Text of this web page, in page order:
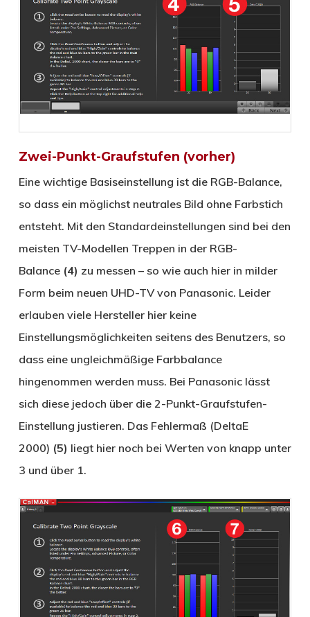
Zwei-Punkt-Graufstufen (vorher)
Eine wichtige Basiseinstellung ist die RGB-Balance,
so dass ein möglichst neutrales Bild ohne Farbstich
entsteht. Mit den Standardeinstellungen sind bei den
meisten TV-Modellen Treppen in der RGB-
Balance (4) zu messen – so wie auch hier in milder
Form beim neuen UHD-TV von Panasonic. Leider
erlauben viele Hersteller hier keine
Einstellungsmöglichkeiten seitens des Benutzers, so
dass eine ungleichmäßige Farbbalance
hingenommen werden muss. Bei Panasonic lässt
sich diese jedoch über die 2-Punkt-Graufstufen-
Einstellung justieren. Das Fehlermaß (DeltaE
2000) (5) liegt hier noch bei Werten von knapp unter
3 und über 1.